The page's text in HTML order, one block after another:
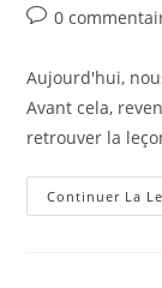
0
Aujourd'hui,
Avant cela,
retrouver la
Continuer La